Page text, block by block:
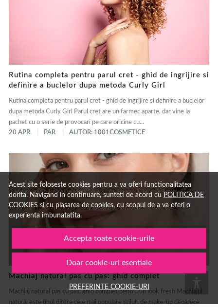
Acest site foloseste cookies pentru a va oferi functionalitatea
dorita. Navigand in continuare, sunteti de acord cu POLITICA DE
COOKIES si cu plasarea de cookies, cu scopul de a va oferi o
experienta imbunatatita.
Accepta toate cookie-urile
Doar cookie-uri esentiale
PREFERINTE COOKIE-URI
Rutina completa pentru parul cret - ghid de ingrijire si
definire a buclelor dupa metoda Curly Girl
Rutina completa pentru parul cret - ghid de ingrijire si definire a buclelor
dupa metoda Curly Girl Parul cret are un farmec aparte, dar vine la
pachet cu o serie de provocari pe care oricine cu...
20 APR.
PAR AUTOR: 1001COSMETICE
Machiaj natural pas cu pas: ghid complet
Machiaj natural pas cu pas: ghid complet pentru un look fresh Machiajul
natural este unul dintre cele mai populare stiluri de make-up deoarece